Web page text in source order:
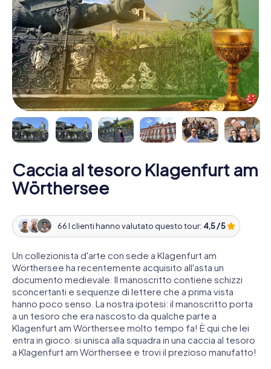
Caccia al tesoro Klagenfurt am
Wörthersee
66 I clienti hanno valutato questo tour: 4,5 / 5
Un collezionista d'arte con sede a Klagenfurt am
Wörthersee ha recentemente acquisito all'asta un
documento medievale. Il manoscritto contiene schizzi
sconcertanti e sequenze di lettere che a prima vista
hanno poco senso. La nostra ipotesi: il manoscritto porta
a un tesoro che era nascosto da qualche parte a
Klagenfurt am Wörthersee molto tempo fa! È qui che lei
entra in gioco: si unisca alla squadra in una caccia al tesoro
a Klagenfurt am Wörthersee e trovi il prezioso manufatto!